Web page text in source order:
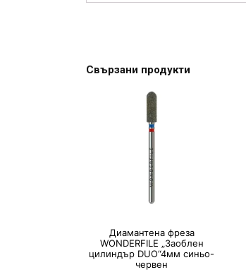
Свързани продукти
Диамантена фреза
WONDERFILE „Заоблен
цилиндър DUO“4мм синьо-
червен